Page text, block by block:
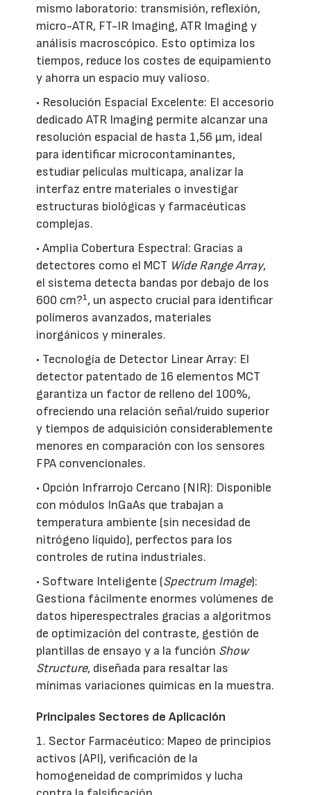
mismo laboratorio: transmisión, reflexión,
micro-ATR, FT-IR Imaging, ATR Imaging y
análisis macroscópico. Esto optimiza los
tiempos, reduce los costes de equipamiento
y ahorra un espacio muy valioso.
• Resolución Espacial Excelente: El accesorio
dedicado ATR Imaging permite alcanzar una
resolución espacial de hasta 1,56 µm, ideal
para identificar microcontaminantes,
estudiar películas multicapa, analizar la
interfaz entre materiales o investigar
estructuras biológicas y farmacéuticas
complejas.
• Amplia Cobertura Espectral: Gracias a
detectores como el MCT Wide Range Array,
el sistema detecta bandas por debajo de los
600 cm?¹, un aspecto crucial para identificar
polímeros avanzados, materiales
inorgánicos y minerales.
• Tecnología de Detector Linear Array: El
detector patentado de 16 elementos MCT
garantiza un factor de relleno del 100%,
ofreciendo una relación señal/ruido superior
y tiempos de adquisición considerablemente
menores en comparación con los sensores
FPA convencionales.
• Opción Infrarrojo Cercano (NIR): Disponible
con módulos InGaAs que trabajan a
temperatura ambiente (sin necesidad de
nitrógeno líquido), perfectos para los
controles de rutina industriales.
• Software Inteligente (Spectrum Image):
Gestiona fácilmente enormes volúmenes de
datos hiperespectrales gracias a algoritmos
de optimización del contraste, gestión de
plantillas de ensayo y a la función Show
Structure, diseñada para resaltar las
mínimas variaciones químicas en la muestra.
Principales Sectores de Aplicación
1. Sector Farmacéutico: Mapeo de principios
activos (API), verificación de la
homogeneidad de comprimidos y lucha